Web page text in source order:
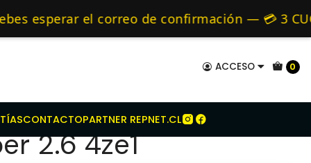
ACCESO 0
de confirmación — 💳 3 CUOTAS
CONTACTOPARTNER REPNET.CL
de 24 hrs hábiles.
Kit Embrague Para Isuzu Trooper 2.6 4ze1
Para Isuzu
2.6 4ze1